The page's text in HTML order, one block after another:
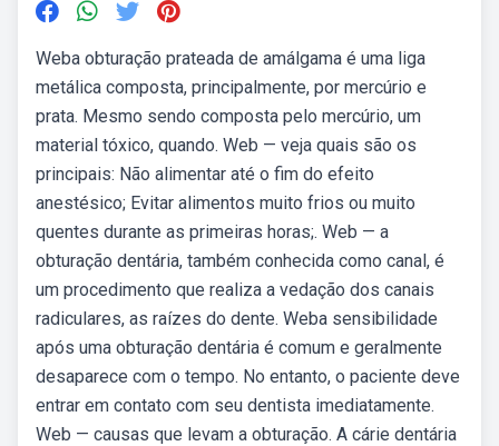
Weba obturação prateada de amálgama é uma liga
metálica composta, principalmente, por mercúrio e
prata. Mesmo sendo composta pelo mercúrio, um
material tóxico, quando. Web — veja quais são os
principais: Não alimentar até o fim do efeito
anestésico; Evitar alimentos muito frios ou muito
quentes durante as primeiras horas;. Web — a
obturação dentária, também conhecida como canal, é
um procedimento que realiza a vedação dos canais
radiculares, as raízes do dente. Weba sensibilidade
após uma obturação dentária é comum e geralmente
desaparece com o tempo. No entanto, o paciente deve
entrar em contato com seu dentista imediatamente.
Web — causas que levam a obturação. A cárie dentária